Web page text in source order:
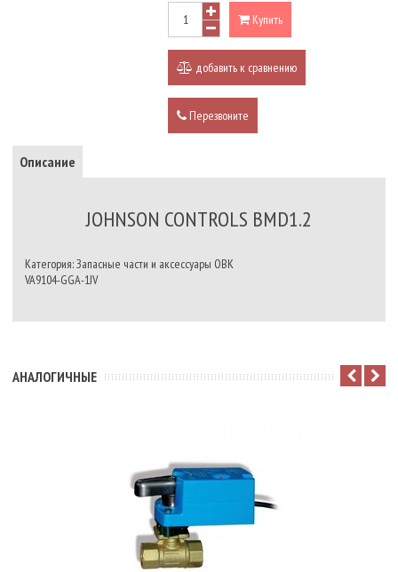
Купить
добавить к сравнению
Перезвоните
Описание
JOHNSON CONTROLS BMD1.2
Категория: Запасные части и аксессуары ОВК
VA9104-GGA-1JV
АНАЛОГИЧНЫЕ